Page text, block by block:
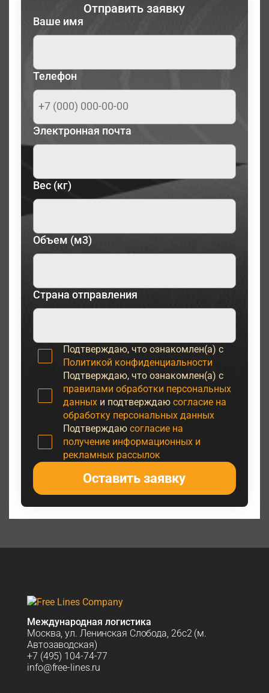
Отправить заявку
Ваше имя
Телефон
Электронная почта
Вес (кг)
Объем (м3)
Страна отправления
Подтверждаю, что ознакомлен(а) с
Политикой конфиденциальности
Подтверждаю, что ознакомлен(а) с
правилами обработки персональных
данныхи подтверждаю согласие на
обработку персональных данных
Подтверждаю согласие на
получение информационных и
рекламных рассылок
Оставить заявку
Международная логистика
Москва, ул. Ленинская Слобода, 26с2 (м.
Автозаводская)
+7 (495) 104-74-77
info@free-lines.ru